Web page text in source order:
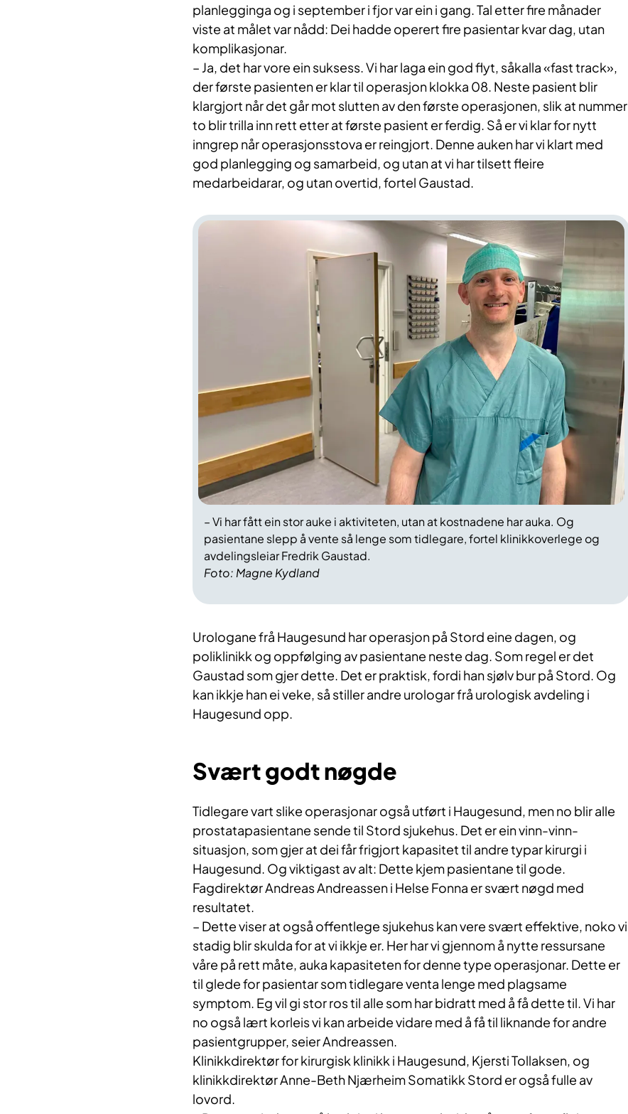
planlegginga og i september i fjor var ein i gang. Tal etter fire månader
viste at målet var nådd: Dei hadde operert fire pasientar kvar dag, utan
komplikasjonar.
– Ja, det har vore ein suksess. Vi har laga ein god flyt, såkalla «fast track»,
der første pasienten er klar til operasjon klokka 08. Neste pasient blir
klargjort når det går mot slutten av den første operasjonen, slik at nummer
to blir trilla inn rett etter at første pasient er ferdig. Så er vi klar for nytt
inngrep når operasjonsstova er reingjort. Denne auken har vi klart med
god planlegging og samarbeid, og utan at vi har tilsett fleire
medarbeidarar, og utan overtid, fortel Gaustad.
Foto: Magne Kydland
– Vi har fått ein stor auke i aktiviteten, utan at kostnadene har auka. Og
pasientane slepp å vente så lenge som tidlegare, fortel klinikkoverlege og
avdelingsleiar Fredrik Gaustad.
Urologane frå Haugesund har operasjon på Stord eine dagen, og
poliklinikk og oppfølging av pasientane neste dag. Som regel er det
Gaustad som gjer dette. Det er praktisk, fordi han sjølv bur på Stord. Og
kan ikkje han ei veke, så stiller andre urologar frå urologisk avdeling i
Haugesund opp.
Svært godt nøgde
Tidlegare vart slike operasjonar også utført i Haugesund, men no blir alle
prostatapasientane sende til Stord sjukehus. Det er ein vinn-vinn-
situasjon, som gjer at dei får frigjort kapasitet til andre typar kirurgi i
Haugesund. Og viktigast av alt: Dette kjem pasientane til gode.
Fagdirektør Andreas Andreassen i Helse Fonna er svært nøgd med
resultatet.
– Dette viser at også offentlege sjukehus kan vere svært effektive, noko vi
stadig blir skulda for at vi ikkje er. Her har vi gjennom å nytte ressursane
våre på rett måte, auka kapasiteten for denne type operasjonar. Dette er
til glede for pasientar som tidlegare venta lenge med plagsame
symptom. Eg vil gi stor ros til alle som har bidratt med å få dette til. Vi har
no også lært korleis vi kan arbeide vidare med å få til liknande for andre
pasientgrupper, seier Andreassen.
Klinikkdirektør for kirurgisk klinikk i Haugesund, Kjersti Tollaksen, og
klinikkdirektør Anne-Beth Njærheim Somatikk Stord er også fulle av
lovord.